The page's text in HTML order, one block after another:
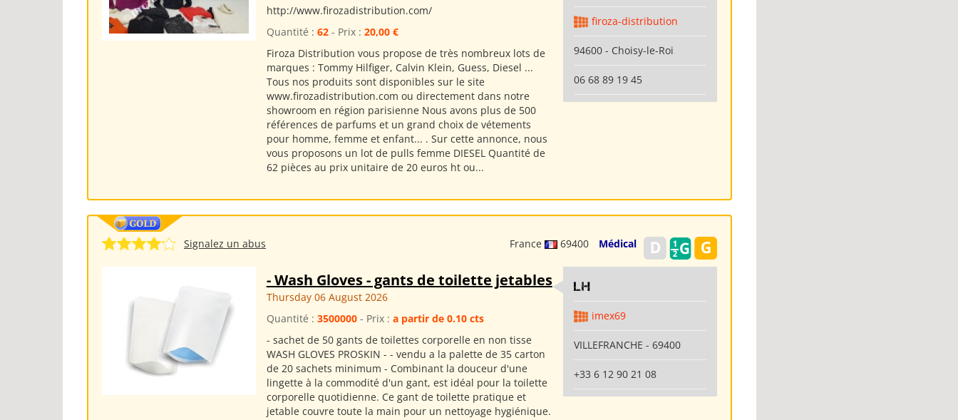
http://www.firozadistribution.com/
Quantité : 62- Prix : 20,00 €
Firoza Distribution vous propose de très nombreux lots de
marques : Tommy Hilfiger, Calvin Klein, Guess, Diesel ...
Tous nos produits sont disponibles sur le site
www.firozadistribution.com ou directement dans notre
showroom en région parisienne Nous avons plus de 500
références de parfums et un grand choix de vétements
pour homme, femme et enfant... . Sur cette annonce, nous
vous proposons un lot de pulls femme DIESEL Quantité de
62 pièces au prix unitaire de 20 euros ht ou...
firoza-distribution
94600 - Choisy-le-Roi
06 68 89 19 45
France 69400 Médical
Signalez un abus
- Wash Gloves - gants de toilette jetables
Thursday 06 August 2026
Quantité : 3500000- Prix : a partir de 0.10 cts
- sachet de 50 gants de toilettes corporelle en non tisse
WASH GLOVES PROSKIN - - vendu a la palette de 35 carton
de 20 sachets minimum - Combinant la douceur d'une
lingette à la commodité d'un gant, est idéal pour la toilette
corporelle quotidienne. Ce gant de toilette pratique et
jetable couvre toute la main pour un nettoyage hygiénique.
LH
imex69
VILLEFRANCHE - 69400
+33 6 12 90 21 08